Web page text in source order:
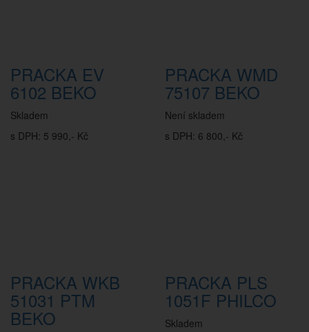
PRACKA EV
6102 BEKO
Skladem
s DPH: 5 990,- Kč
PRACKA WMD
75107 BEKO
Není skladem
s DPH: 6 800,- Kč
PRACKA WKB
51031 PTM
BEKO
PRACKA PLS
1051F PHILCO
Skladem